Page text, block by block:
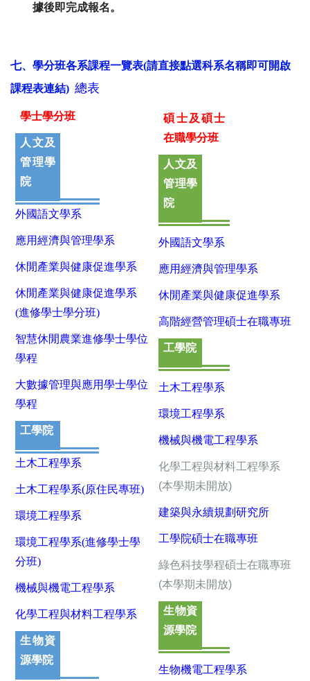
據後即完成報名。
七、學分班各系課程一覽表(請直接點選科系名稱即可開啟
課程表連結) 總表
學士學分班
人文及
管理學
院
外國語文學系
應用經濟與管理學系
休閒產業與健康促進學系
休閒產業與健康促進學系
(進修學士學分班)
智慧休閒農業進修學士學位
學程
大數據管理與應用學士學位
學程
工學院
土木工程學系
土木工程學系(原住民專班)
環境工程學系
環境工程學系(進修學士學
分班)
機械與機電工程學系
化學工程與材料工程學系
生物資
源學院
碩士及碩士
在職學分班
人文及
管理學
院
外國語文學系
應用經濟與管理學系
休閒產業與健康促進學系
高階經營管理碩士在職專班
工學院
土木工程學系
環境工程學系
機械與機電工程學系
化學工程與材料工程學系
(本學期未開放)
建築與永續規劃研究所
工學院碩士在職專班
綠色科技學程碩士在職專班
(本學期未開放)
生物資
源學院
生物機電工程學系